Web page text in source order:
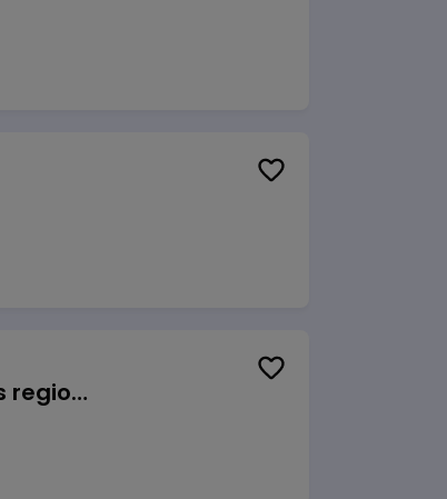
Pagalbinis darbuotojas (-a) Klaipėdos regioninėje kepykloje (indų plovime)